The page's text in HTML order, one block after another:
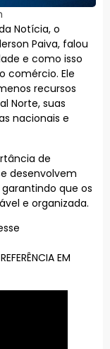
Notícia, o
Paiva, falou
e como isso
comércio. Ele
recursos
Norte, suas
nacionais e
de
desenvolvem
que os
e organizada.
EM